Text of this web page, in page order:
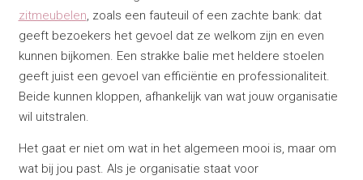
zitmeubelen, zoals een fauteuil of een zachte bank: dat
geeft bezoekers het gevoel dat ze welkom zijn en even
kunnen bijkomen. Een strakke balie met heldere stoelen
geeft juist een gevoel van efficiëntie en professionaliteit.
Beide kunnen kloppen, afhankelijk van wat jouw organisatie
wil uitstralen.
Het gaat er niet om wat in het algemeen mooi is, maar om
wat bij jou past. Als je organisatie staat voor